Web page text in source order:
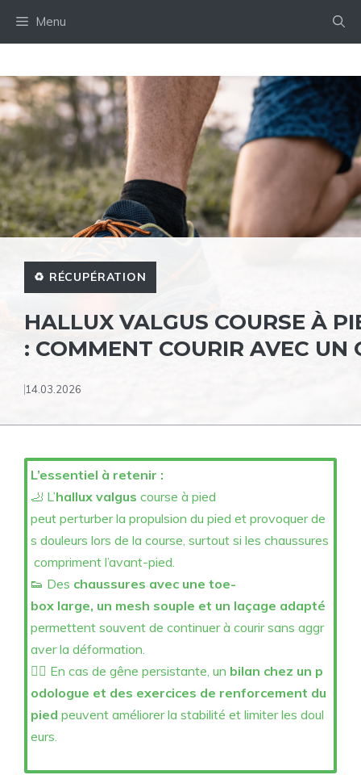
Menu
♻️ RÉCUPÉRATION
HALLUX VALGUS COURSE À
: COMMENT COURIR AVEC
14.03.2026
L’essentiel à retenir :
🦶 L’hallux valgus course à pied
peut perturber la propulsion du pied et provoquer de
s douleurs lors de la course, surtout si les chaussures
compriment l’avant-pied.
👟 Des chaussures avec une toe-
box large, un mesh souple et un laçage adapté
permettent souvent de continuer à courir sans aggr
aver la déformation.
🏃‍♂️ En cas de gêne persistante, un bilan chez un p
odologue et des exercices de renforcement du
pied peuvent améliorer la stabilité et limiter les doul
eurs.